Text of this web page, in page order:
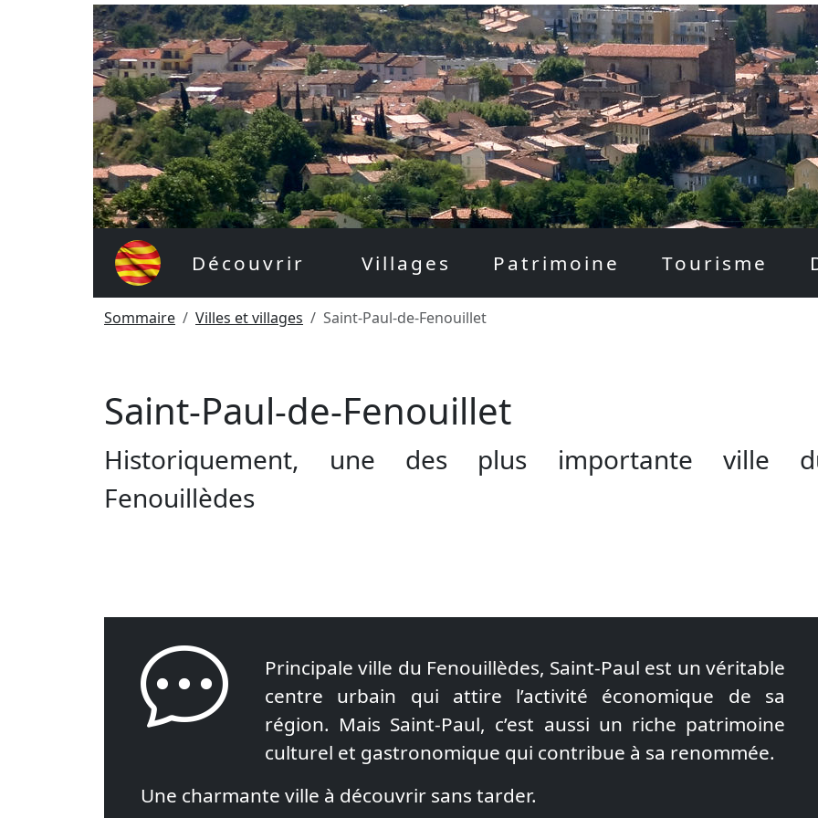
Découvrir Villages Patrimoine Tourisme
Sommaire Villes et villages Saint-Paul-de-Fenouillet
Saint-Paul-de-Fenouillet
Historiquement, une des plus importante ville
Fenouillèdes
Principale ville du Fenouillèdes, Saint-Paul est un véritable
centre urbain qui attire l’activité économique de sa
région. Mais Saint-Paul, c’est aussi un riche patrimoine
culturel et gastronomique qui contribue à sa renommée.
Une charmante ville à découvrir sans tarder.